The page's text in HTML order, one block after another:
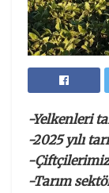
-Yelkenleri
-2025 yılı
-
-Tarım